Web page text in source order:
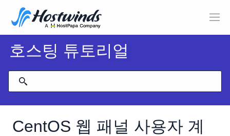
호스팅 튜토리얼
CentOS 웹 패널 사용자 계